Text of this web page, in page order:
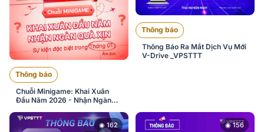
Thông báo
Chuỗi Minigame: Khai Xuân
Đầu Năm 2026 - Nhận Ngàn
Thông báo
Thông Báo Ra Mắt Dịch Vụ Mới
V-Drive _VPSTTT
◉ 162 ◉ 156